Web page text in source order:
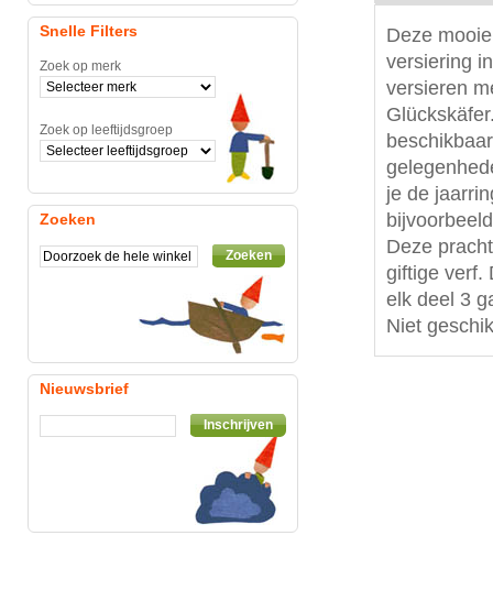
Deze
versiering
versieren
je de
Deze
giftige verf.
elk deel 3
Niet
Snelle Filters
Zoek op merk
Zoek op leeftijdsgroep
Zoeken
Zoeken
Nieuwsbrief
Inschrijven